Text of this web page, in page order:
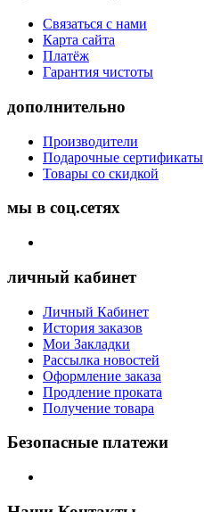
Связаться с нами
Карта сайта
Платёж
Гарантия чистоты
дополнительно
Производители
Подарочные сертификаты
Товары со скидкой
мы в соц.сетях
личный кабинет
Личный Кабинет
История заказов
Мои Закладки
Рассылка новостей
Оформление заказа
Продление проката
Получение товара
Безопасные платежи